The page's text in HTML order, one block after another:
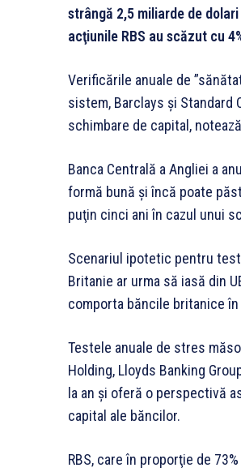
strângă 2,5 miliarde de
acţiunile RBS au scăzut cu
Verificările anuale de
sistem, Barclays şi Standard
schimbare de capital,
Banca Centrală a Angliei a
formă bună şi încă poate
puţin cinci ani în cazul unui
Scenariul ipotetic pentru
Britanie ar urma să iasă din
comporta băncile britanice
Testele anuale de stres
Holding, Lloyds Banking
la an şi oferă o perspectivă
capital ale băncilor.
RBS, care în proporţie de